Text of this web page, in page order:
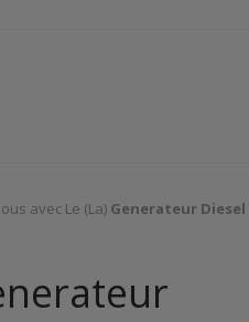
avec Le (La) Generateur Diesel